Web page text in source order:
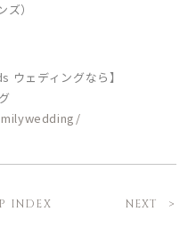
）
ウェディングなら】
INDEX NEXT